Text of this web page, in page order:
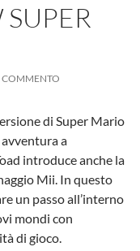
COMMENTO
di Super Mario
a
introduce anche la
Mii. In questo
un passo all’interno
mondi con
di gioco.